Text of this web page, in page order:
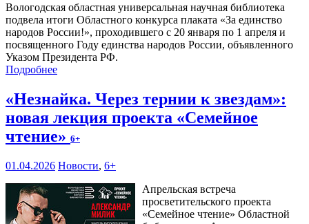
Вологодская областная универсальная научная библиотека
подвела итоги Областного конкурса плаката «За единство
народов России!», проходившего с 20 января по 1 апреля и
посвященного Году единства народов России, объявленного
Указом Президента РФ.
Подробнее
«Незнайка. Через тернии к звездам»:
новая лекция проекта «Семейное
чтение» 6+
01.04.2026 Новости, 6+
Апрельская встреча
просветительского проекта
«Семейное чтение» Областной